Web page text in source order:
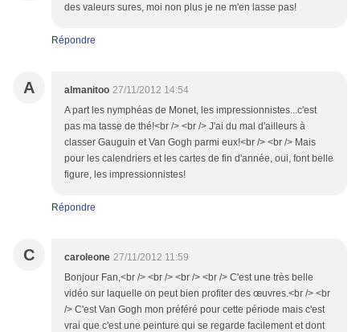
des valeurs sures, moi non plus je ne m'en lasse pas!
Répondre
A almanitoo 27/11/2012 14:54
A part les nymphéas de Monet, les impressionnistes...c'est
pas ma tasse de thé!<br /> <br /> J'ai du mal d'ailleurs à
classer Gauguin et Van Gogh parmi eux!<br /> <br /> Mais
pour les calendriers et les cartes de fin d'année, oui, font belle
figure, les impressionnistes!
Répondre
C caroleone 27/11/2012 11:59
Bonjour Fan,<br /> <br /> <br /> <br /> C'est une très belle
vidéo sur laquelle on peut bien profiter des œuvres.<br /> <br
/> C'est Van Gogh mon préféré pour cette période mais c'est
vrai que c'est une peinture qui se regarde facilement et dont